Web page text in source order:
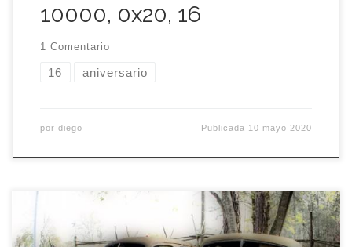
10000, 0x20, 16
1 Comentario
16 aniversario
por diego Publicada 10 mayo 2020
Cuando yo era pequeño, allá por los ochenta, los